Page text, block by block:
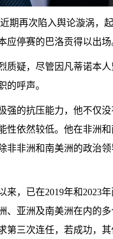
期再次陷入舆论漩涡，
停赛的巴洛贡得以出场
疑，尽管因凡蒂诺本
呼声。
的抗压能力，他不仅
性依然较低。他在非洲
非洲和南美洲的政治
，已在2019年和2023
亚洲及南美洲在内的
三次连任，若成功，其